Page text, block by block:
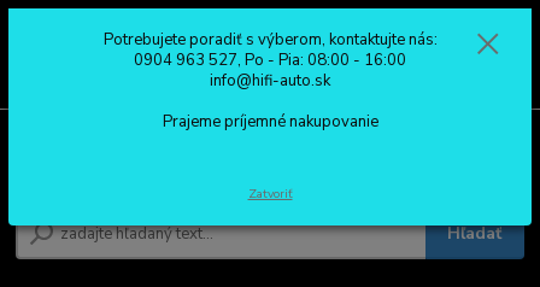
Hľadať
0904 963 527
Po - Pia: 08:00 - 16:00
Potrebujete poradiť s výberom, kontaktujte nás:
0904 963 527, Po - Pia: 08:00 - 16:00
info@hifi-auto.sk
Prajeme príjemné nakupovanie
Zatvoriť